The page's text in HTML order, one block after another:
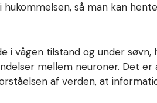
så man kan
i vågen tilstand og under
mellem neuroner. Det
af verden, at